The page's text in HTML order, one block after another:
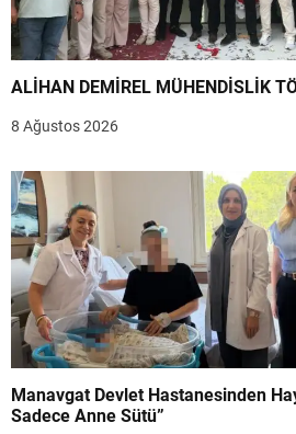
ALİHAN DEMİREL MÜHENDİSLİK
8 Ağustos 2026
Manavgat Devlet Hastanesinden
Sadece Anne Sütü”